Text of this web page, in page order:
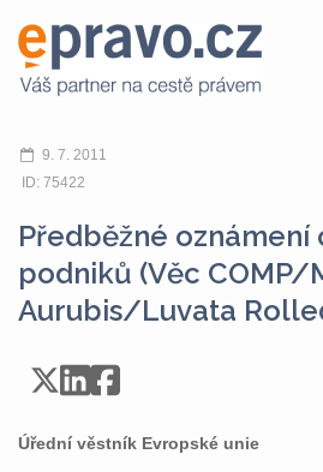
9. 7. 2011
ID: 75422
Předběžné oznámení
podniků (Věc COMP/
Aurubis/Luvata
Úřední věstník Evropské unie